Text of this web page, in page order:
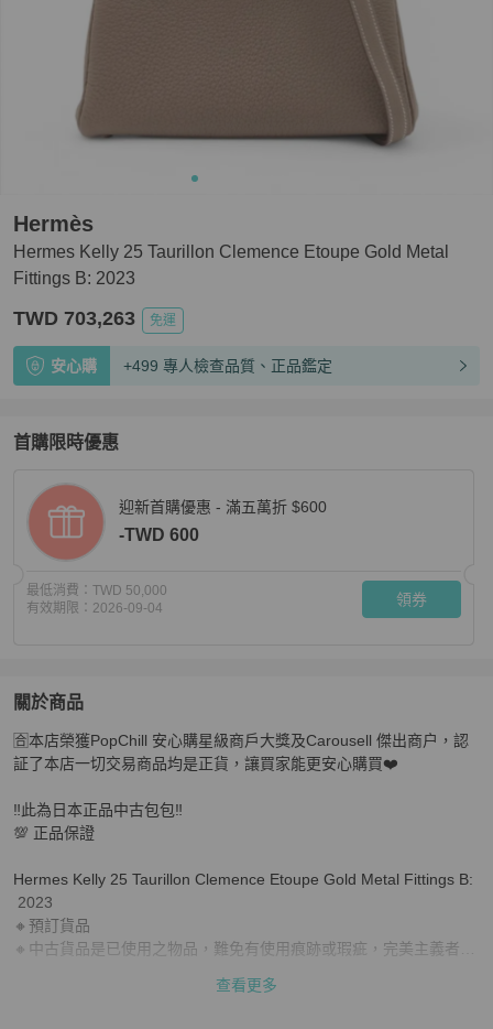
Hermes Kelly 25 Taurillon Clemence Etoupe Gold Metal
Fittings B: 2023
Hermès
TWD 703,263 免運
安心購 +499 專人檢查品質、正品鑑定
首購限時優惠
迎新首購優惠 - 滿五萬折 $600
-TWD 600
最低消費： TWD 50,000
有效期限： 2026-09-04 領券
關於商品
關於Hermes Kelly 25 Taurillon Clemence Etoupe Gold Metal
🈴本店榮獲PopChill 安心購星級商戶大獎及Carousell 傑出商户，認
証了本店一切交易商品均是正貨，讓買家能更安心購買❤️
‼️此為日本正品中古包包‼️
💯 正品保證
Hermes Kelly 25 Taurillon Clemence Etoupe Gold Metal Fittings B:
2023
🔸預訂貨品
🔸中古貨品是已使用之物品，難免有使用痕跡或瑕疵，完美主義者勿
查看更多